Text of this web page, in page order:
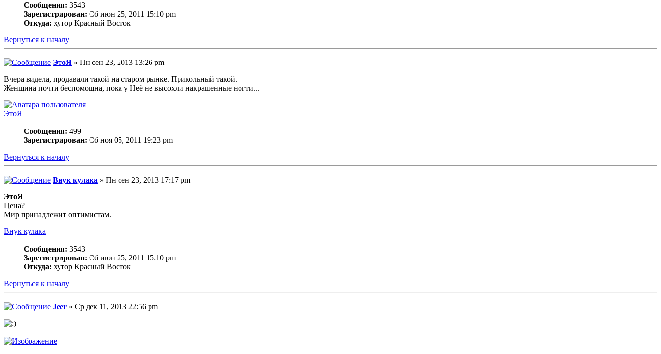
Сообщения: 3543
Зарегистрирован: Сб июн 25, 2011 15:10 pm
Откуда: хутор Красный Восток
Вернуться к началу
ЭтоЯ » Пн сен 23, 2013 13:26 pm
Вчера видела, продавали такой на старом рынке. Прикольный такой.
Женщина почти беспомощна, пока у Неё не высохли накрашенные ногти...
ЭтоЯ
Сообщения: 499
Зарегистрирован: Сб ноя 05, 2011 19:23 pm
Вернуться к началу
Внук кулака » Пн сен 23, 2013 17:17 pm
ЭтоЯ
Цена?
Мир принадлежит оптимистам.
Внук кулака
Сообщения: 3543
Зарегистрирован: Сб июн 25, 2011 15:10 pm
Откуда: хутор Красный Восток
Вернуться к началу
Jeer » Ср дек 11, 2013 22:56 pm